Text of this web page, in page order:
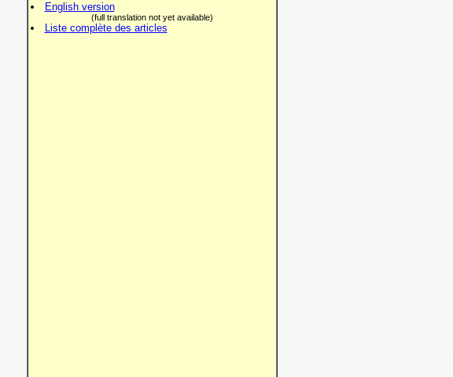
English version
(full translation not yet available)
Liste complète des articles